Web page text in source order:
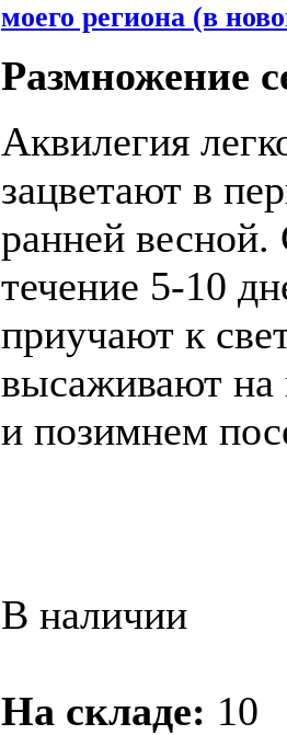
моего региона (в
Размножение
Аквилегия
зацветают в
ранней весной.
течение 5-10
приучают к
высаживают на
и позимнем
В наличии
На складе: 10